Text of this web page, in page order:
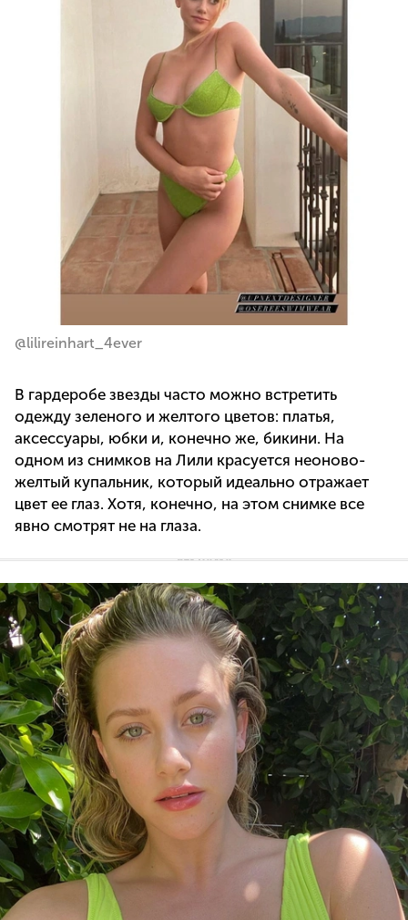
@lilireinhart_4ever
В гардеробе звезды часто можно встретить
одежду зеленого и желтого цветов: платья,
аксессуары, юбки и, конечно же, бикини. На
одном из снимков на Лили красуется неоново-
желтый купальник, который идеально отражает
цвет ее глаз. Хотя, конечно, на этом снимке все
явно смотрят не на глаза.